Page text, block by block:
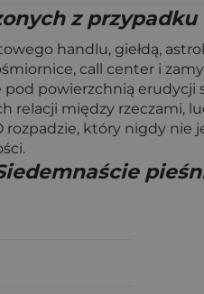
z przypadku
handlu, giełdą,
call center i
powierzchnią
między rzeczami,
który nigdy nie